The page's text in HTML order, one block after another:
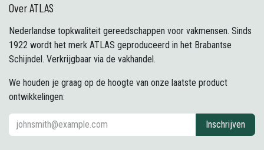
Over ATLAS
Nederlandse topkwaliteit gereedschappen voor vakmensen. Sinds
1922 wordt het merk ATLAS geproduceerd in het Brabantse
Schijndel. Verkrijgbaar via de vakhandel.
We houden je graag op de hoogte van onze laatste product
ontwikkelingen:
Inschrijven